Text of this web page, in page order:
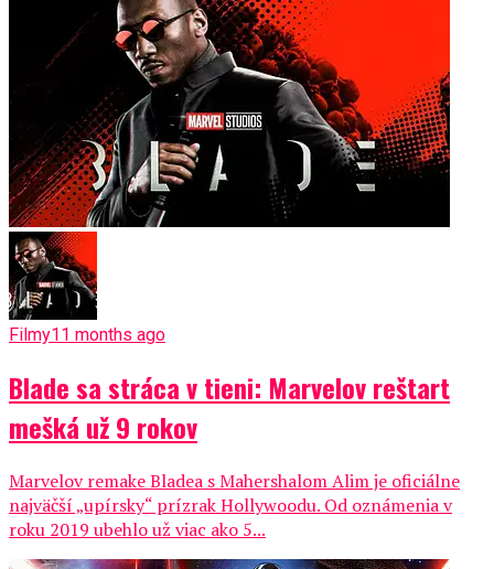
Filmy11 months ago
Blade sa stráca v tieni: Marvelov reštart
mešká už 9 rokov
Marvelov remake Bladea s Mahershalom Alim je oficiálne
najväčší „upírsky“ prízrak Hollywoodu. Od oznámenia v
roku 2019 ubehlo už viac ako 5...